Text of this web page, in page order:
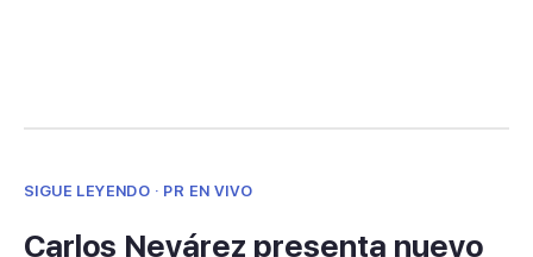
SIGUE LEYENDO · PR EN VIVO
Carlos Nevárez presenta nuevo